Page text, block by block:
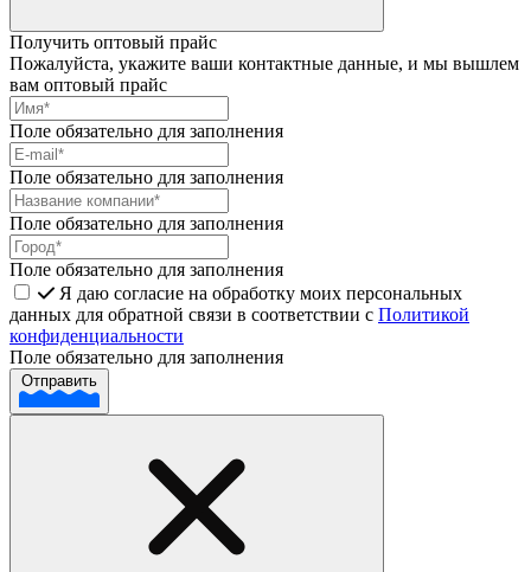
Получить оптовый прайс
Пожалуйста, укажите ваши контактные данные, и мы вышлем
вам оптовый прайс
Поле обязательно для заполнения
Поле обязательно для заполнения
Поле обязательно для заполнения
Поле обязательно для заполнения
Я даю согласие на обработку моих персональных
данных для обратной связи в соответствии с Политикой
конфиденциальности
Поле обязательно для заполнения
Отправить